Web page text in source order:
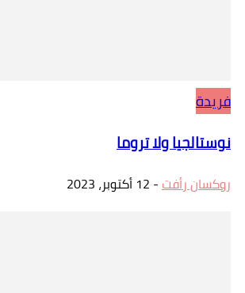
فريدة
نوستالجيا ولا تروما
روكسان رأفت- 12 أكتوبر، 2023